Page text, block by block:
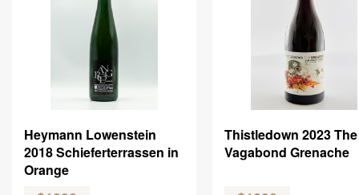
Heymann Lowenstein
2018 Schieferterrassen in
Orange
Thistledown 2023 The
Vagabond Grenache